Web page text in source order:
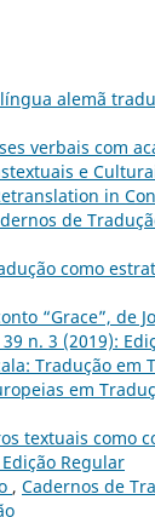
alemã
verbais com
e
in
de
como
“Grace”, de
n. 3 (2019):
Tradução em
em
textuais como
Regular
, Cadernos de